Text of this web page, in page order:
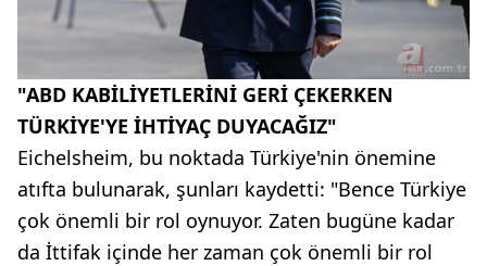
"ABD KABİLİYETLERİNİ GERİ ÇEKERKEN
TÜRKİYE'YE İHTİYAÇ DUYACAĞIZ"
Eichelsheim, bu noktada Türkiye'nin önemine
atıfta bulunarak, şunları kaydetti: "Bence Türkiye
çok önemli bir rol oynuyor. Zaten bugüne kadar
da İttifak içinde her zaman çok önemli bir rol